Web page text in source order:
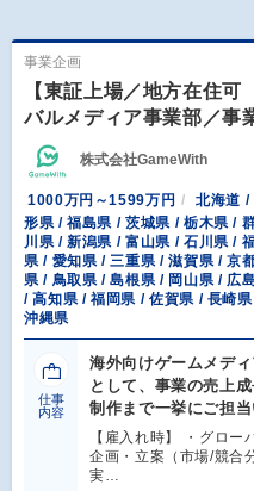
事業企画
【東証上場／地方在住
バルメディア事業部／事
株式会社GameWith
1000万円～1599万円
北海道 /
形県 / 福島県 / 茨城県 / 栃木県 /
川県 / 新潟県 / 富山県 / 石川県 /
県 / 愛知県 / 三重県 / 滋賀県 / 京
県 / 鳥取県 / 島根県 / 岡山県 / 広
/ 高知県 / 福岡県 / 佐賀県 / 長崎
沖縄県
仕事
内容
海外向けゲームメデ
として、事業の売上
制作まで一挙にご担当
【雇入れ時】 ・グロ
企画・立案（市場/競合
実…